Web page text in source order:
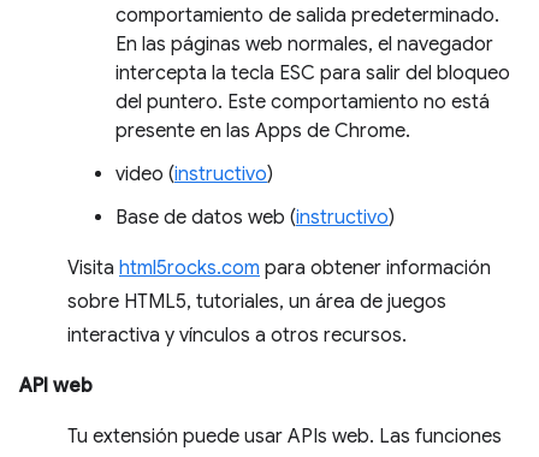
comportamiento de salida predeterminado.
En las páginas web normales, el navegador
intercepta la tecla ESC para salir del bloqueo
del puntero. Este comportamiento no está
presente en las Apps de Chrome.
video (instructivo)
Base de datos web (instructivo)
Visita html5rocks.com para obtener información
sobre HTML5, tutoriales, un área de juegos
interactiva y vínculos a otros recursos.
API web
Tu extensión puede usar APIs web. Las funciones